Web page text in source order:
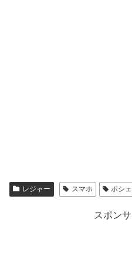
レジャー スマホ ポシ
スポン